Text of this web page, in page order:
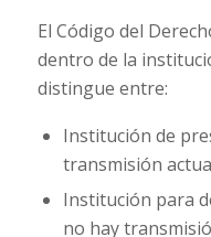
El Código del
dentro de la
distingue entre:
Institución de
transmisión
Institución para
no hay